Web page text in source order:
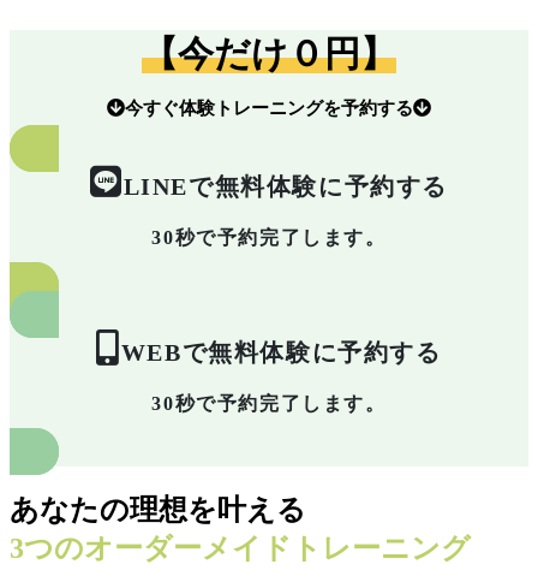
【今だけ０円】
今すぐ体験トレーニングを予約する
LINEで無料体験に予約する
30秒で予約完了します。
WEBで無料体験に予約する
30秒で予約完了します。
あなたの理想を叶える
3つのオーダーメイドトレーニング